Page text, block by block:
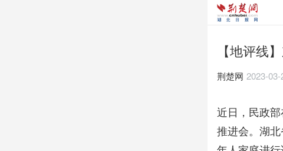
【地评线
荆楚网 2023-
近日，民政
推进会。湖